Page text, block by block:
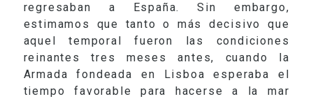
regresaban a España. Sin embargo,
estimamos que tanto o más decisivo que
aquel temporal fueron las condiciones
reinantes tres meses antes, cuando la
Armada fondeada en Lisboa esperaba el
tiempo favorable para hacerse a la mar